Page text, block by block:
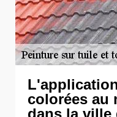
colorées au
dans la ville